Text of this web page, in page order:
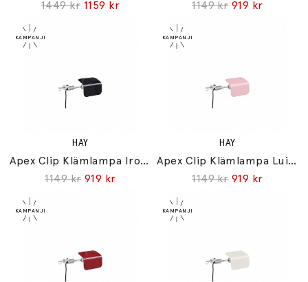
1449 kr 1159 kr
1149 kr 919 kr
HAY
Apex Clip Klämlampa Iron Black
1149 kr 919 kr
HAY
Apex Clip Klämlampa Luis Pink
1149 kr 919 kr